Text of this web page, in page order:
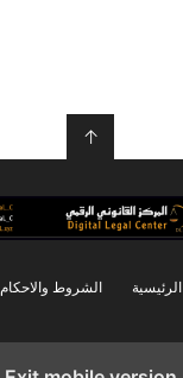
↑
الرئيسية الشروط والاحكام